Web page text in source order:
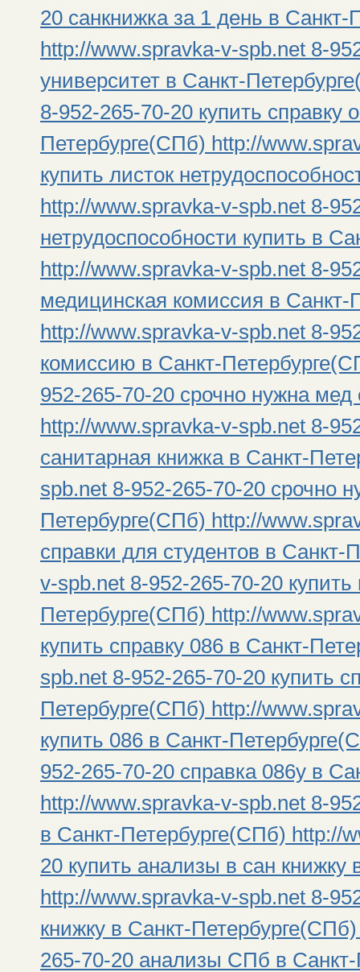
20 санкнижка за 1 день в
http://www.spravka-v-spb.net 8-
университет в Санкт-
8-952-265-70-20 купить справку
Петербурге(СПб) http://
купить листок
http://www.spravka-v-spb.net 8-
нетрудоспособности купить в
http://www.spravka-v-spb.net 8-
медицинская комиссия в
http://www.spravka-v-spb.net 8-
комиссию в Санкт-
952-265-70-20 срочно нужна
http://www.spravka-v-spb.net 8-
санитарная книжка в Санкт-
spb.net 8-952-265-70-20 срочно
Петербурге(СПб) http://
справки для студентов в
v-spb.net 8-952-265-70-20
Петербурге(СПб) http://
купить справку 086 в Санкт-
spb.net 8-952-265-70-20 купить
Петербурге(СПб) http://
купить 086 в Санкт-
952-265-70-20 справка 086у в
http://www.spravka-v-spb.net 8-
в Санкт-Петербурге(СПб) http://
20 купить анализы в сан
http://www.spravka-v-spb.net 8-
книжку в Санкт-
265-70-20 анализы СПб в